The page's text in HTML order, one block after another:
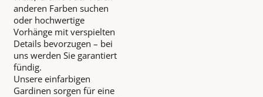
anderen Farben suchen
oder hochwertige
Vorhänge mit verspielten
Details bevorzugen – bei
uns werden Sie garantiert
fündig.
Unsere einfarbigen
Gardinen sorgen für eine